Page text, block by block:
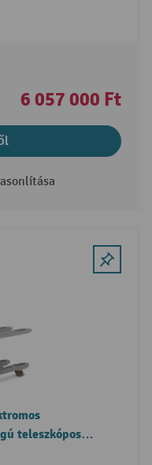
6 057 000 Ft
teleszkópos
együttes